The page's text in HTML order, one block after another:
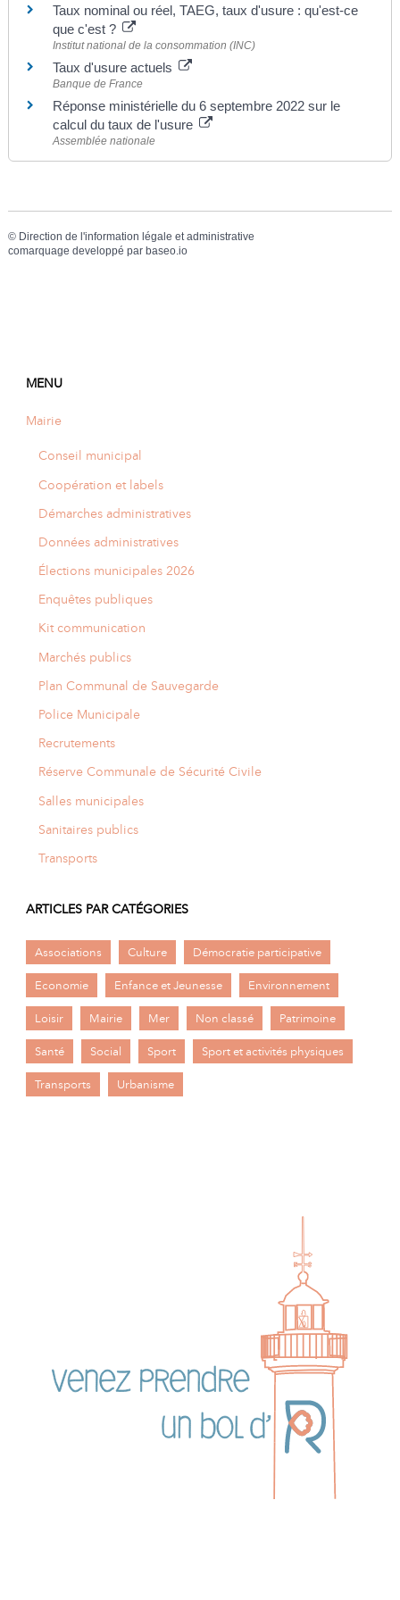
Taux nominal ou réel, TAEG, taux d'usure : qu'est-ce
que c'est ?
Institut national de la consommation (INC)
Taux d'usure actuels
Banque de France
Réponse ministérielle du 6 septembre 2022 sur le
calcul du taux de l'usure
Assemblée nationale
© Direction de l'information légale et administrative
comarquage developpé par baseo.io
MENU
Mairie
Conseil municipal
Coopération et labels
Démarches administratives
Données administratives
Élections municipales 2026
Enquêtes publiques
Kit communication
Marchés publics
Plan Communal de Sauvegarde
Police Municipale
Recrutements
Réserve Communale de Sécurité Civile
Salles municipales
Sanitaires publics
Transports
ARTICLES PAR CATÉGORIES
Associations Culture Démocratie participative
Economie Enfance et Jeunesse Environnement
Loisir Mairie Mer Non classé Patrimoine
Santé Social Sport Sport et activités physiques
Transports Urbanisme